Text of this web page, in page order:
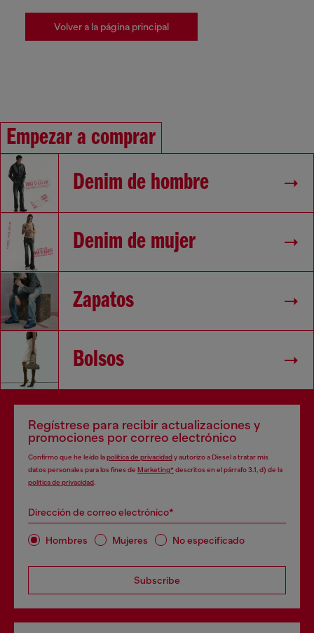
Volver a la página principal
Empezar a comprar
Denim de hombre
Denim de mujer
Zapatos
Bolsos
Regístrese para recibir actualizaciones y
promociones por correo electrónico
Confirmo que he leído lapolítica de privacidady autorizo a Diesel a tratar mis
datos personales para los fines de Marketing*descritos en el párrafo 3.1, d) de la
política de privacidad
Dirección de correo electrónico*
Hombres Mujeres No especificado
Subscribe